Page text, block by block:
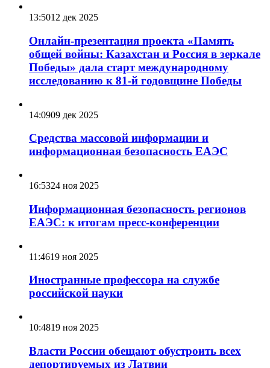
13:5012 дек 2025
Онлайн-презентация проекта «Память
общей войны: Казахстан и Россия в зеркале
Победы» дала старт международному
исследованию к 81-й годовщине Победы
14:0909 дек 2025
Средства массовой информации и
информационная безопасность ЕАЭС
16:5324 ноя 2025
Информационная безопасность регионов
ЕАЭС: к итогам пресс-конференции
11:4619 ноя 2025
Иностранные профессора на службе
российской науки
10:4819 ноя 2025
Власти России обещают обустроить всех
депортируемых из Латвии